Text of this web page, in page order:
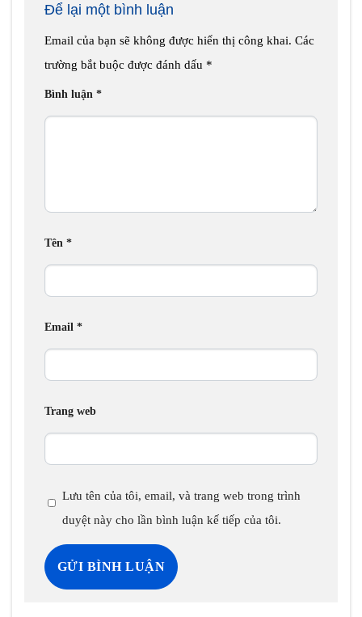
Để lại một bình luận
Email của bạn sẽ không được hiển thị công khai. Các
trường bắt buộc được đánh dấu *
Bình luận *
Tên *
Email *
Trang web
Lưu tên của tôi, email, và trang web trong trình
duyệt này cho lần bình luận kế tiếp của tôi.